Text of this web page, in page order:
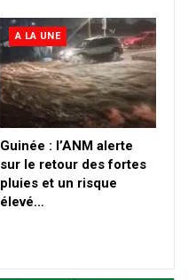
A LA UNE
Guinée : l’ANM alerte
sur le retour des fortes
pluies et un risque
élevé…